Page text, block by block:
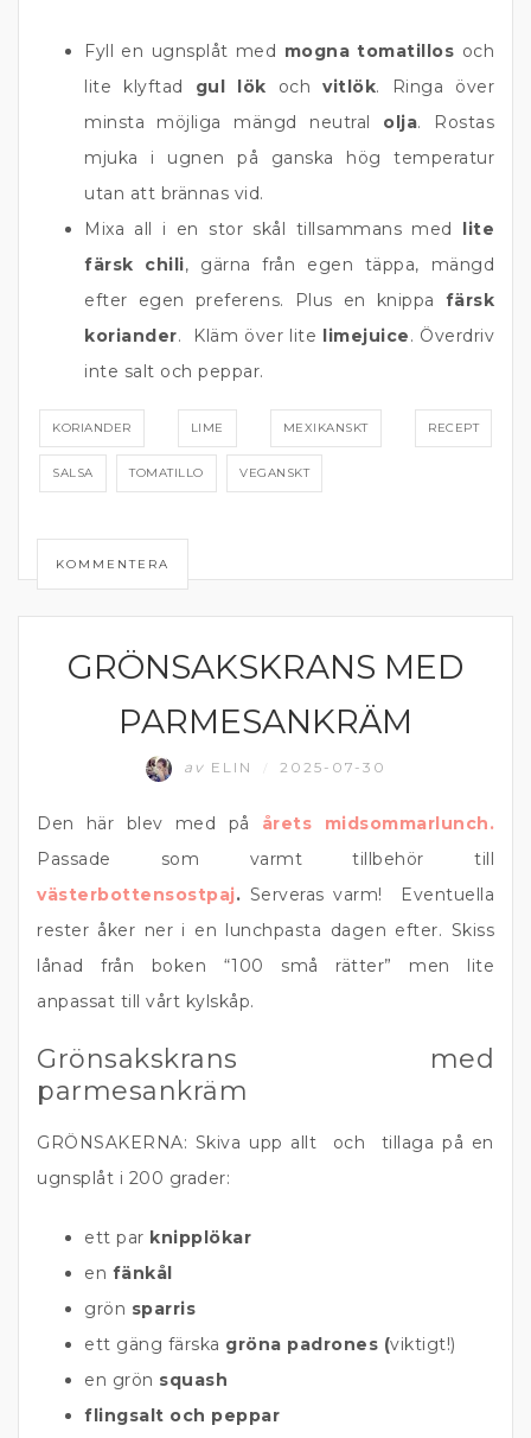
Fyll en ugnsplåt med mogna tomatillos och
lite klyftad gul lök och vitlök. Ringa över
minsta möjliga mängd neutral olja. Rostas
mjuka i ugnen på ganska hög temperatur
utan att brännas vid.
Mixa all i en stor skål tillsammans med lite
färsk chili, gärna från egen täppa, mängd
efter egen preferens. Plus en knippa färsk
koriander. Kläm över lite limejuice. Överdriv
inte salt och peppar.
KORIANDER LIME MEXIKANSKT RECEPT
SALSA TOMATILLO VEGANSKT
KOMMENTERA
DIPP OCH RÖROR
GRÖNSAKSKRANS MED
PARMESANKRÄM
av ELIN 2025-07-30
Den här blev med på årets midsommarlunch.
Passade som varmt tillbehör till
västerbottensostpaj. Serveras varm! Eventuella
rester åker ner i en lunchpasta dagen efter. Skiss
lånad från boken “100 små rätter” men lite
anpassat till vårt kylskåp.
Grönsakskrans med
parmesankräm
GRÖNSAKERNA: Skiva upp allt och tillaga på en
ugnsplåt i 200 grader:
ett par knipplökar
en fänkål
grön sparris
ett gäng färska gröna padrones (viktigt!)
en grön squash
flingsalt och peppar